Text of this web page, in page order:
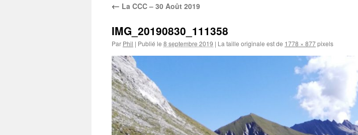
← La CCC – 30 Août 2019
IMG_20190830_111358
Par Phil | Publié le 8 septembre 2019 | La taille originale est de 1778 × 877pixels